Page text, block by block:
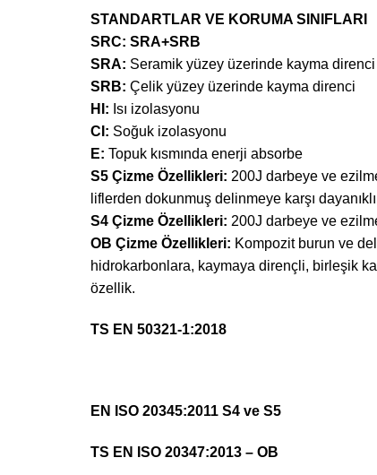
STANDARTLAR VE KORUMA SINIFLARI
SRC: SRA+SRB
SRA: Seramik yüzey üzerinde kayma direnci
SRB: Çelik yüzey üzerinde kayma direnci
HI: Isı izolasyonu
CI: Soğuk izolasyonu
E: Topuk kısmında enerji absorbe
S5 Çizme Özellikleri: 200J darbeye ve
liflerden dokunmuş delinmeye karşı
S4 Çizme Özellikleri: 200J darbeye ve
OB Çizme Özellikleri: Kompozit burun ve
hidrokarbonlara, kaymaya dirençli, birleşik
özellik.
TS EN 50321-1:2018
EN ISO 20345:2011 S4 ve S5
TS EN ISO 20347:2013 – OB